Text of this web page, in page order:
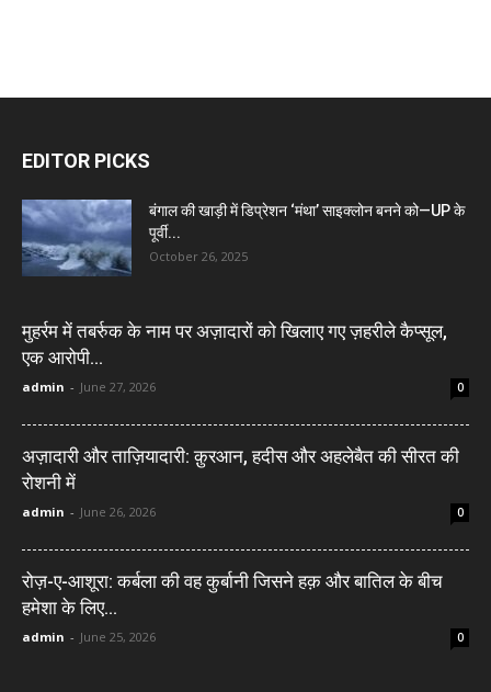
EDITOR PICKS
बंगाल की खाड़ी में डिप्रेशन ‘मंथा’ साइक्लोन बनने को—UP के
पूर्वी...
October 26, 2025
मुहर्रम में तबर्रुक के नाम पर अज़ादारों को खिलाए गए ज़हरीले कैप्सूल,
एक आरोपी...
admin - June 27, 2026 0
अज़ादारी और ताज़ियादारी: क़ुरआन, हदीस और अहलेबैत की सीरत की
रोशनी में
admin - June 26, 2026 0
रोज़-ए-आशूरा: कर्बला की वह कुर्बानी जिसने हक़ और बातिल के बीच
हमेशा के लिए...
admin - June 25, 2026 0